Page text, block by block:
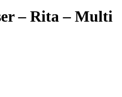
– Rita – Multi